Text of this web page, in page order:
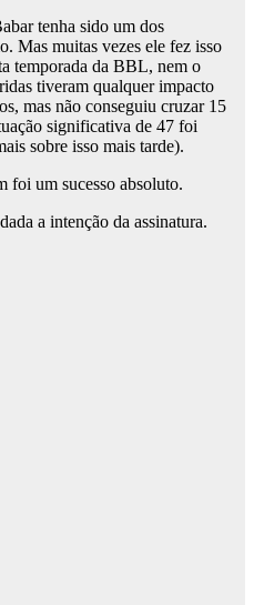
tenha sido um dos
Mas muitas vezes ele fez isso
temporada da BBL, nem o
tiveram qualquer impacto
mas não conseguiu cruzar 15
significativa de 47 foi
sobre isso mais tarde).
foi um sucesso absoluto.
a intenção da assinatura.